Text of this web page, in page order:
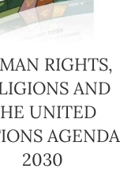
RIGHTS,
AND
UNITED
AGENDA
2030